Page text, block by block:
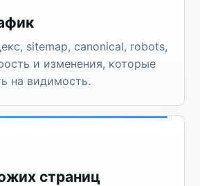
sitemap, canonical, robots,
и изменения, которые
на видимость.
страниц